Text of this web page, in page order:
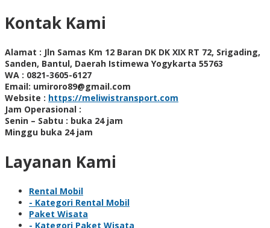
Kontak Kami
Alamat : Jln Samas Km 12 Baran DK DK XIX RT 72, Srigading,
Sanden, Bantul, Daerah Istimewa Yogykarta 55763
WA : 0821-3605-6127
Email: umiroro89@gmail.com
Website : https://meliwistransport.com
Jam Operasional :
Senin – Sabtu : buka 24 jam
Minggu buka 24 jam
Layanan Kami
Rental Mobil
- Kategori Rental Mobil
Paket Wisata
- Kategori Paket Wisata